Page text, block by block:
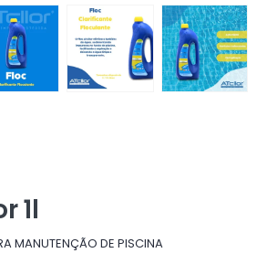
1l
MANUTENÇÃO DE PISCINA